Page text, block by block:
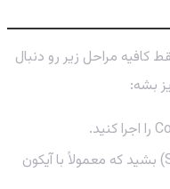
کافیه مراحل زیر رو دنبال
بشه:
وارد بخش تنظیمات (Settings) بشید که معمولاً با آیکون